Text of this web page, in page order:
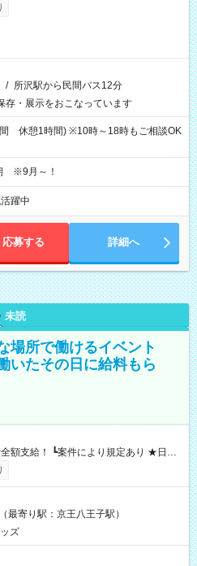
/ 所沢駅から民間バス12分
存・展示をおこなっています
休憩1時間) ※10時～18時もご相談OK
※9月～！
躍中
応募する 詳細へ
未読
場所で働けるイベント
いたその日に給料もら
いたその日に現金GET♪ お仕事後はコ
落とせます！ 【試用期間】試
最寄り駅：京王八王子駅）
ズ